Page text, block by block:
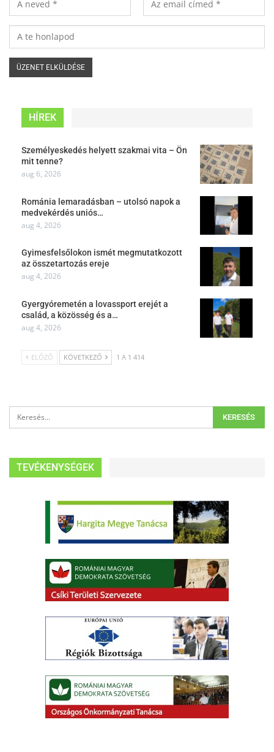
HÍREK
Személyeskedés helyett szakmai vita – Ön
mit tenne?
aug 6, 2026
Románia lemaradásban – utolsó napok a
medvekérdés uniós…
aug 4, 2026
Gyimesfelsőlokon ismét megmutatkozott
az összetartozás ereje
aug 4, 2026
Gyergyóremetén a lovassport erejét a
család, a közösség és a…
aug 4, 2026
ELŐZŐ KÖVETKEZŐ 1 A 1 414
TEVÉKENYSÉGEK